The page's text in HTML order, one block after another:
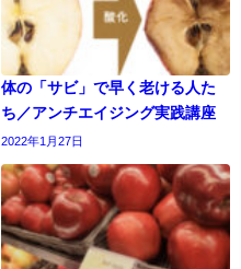
体の「サビ」で早く老ける人た
ち／アンチエイジング実践講座
2022年1月27日